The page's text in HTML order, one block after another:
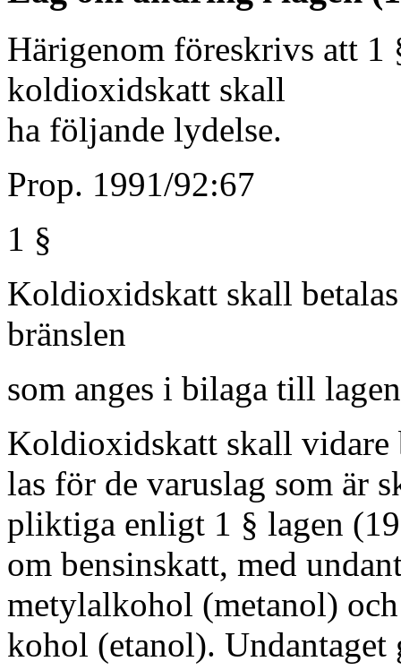
Härigenom föreskrivs att 1
koldioxidskatt skall
ha följande lydelse.
Prop. 1991/92:67
1 §
Koldioxidskatt skall
bränslen
som anges i bilaga till
Koldioxidskatt skall vidare
las för de varuslag som är
pliktiga enligt 1 § lagen
om bensinskatt, med
metylalkohol (metanol)
kohol (etanol). Undantaget